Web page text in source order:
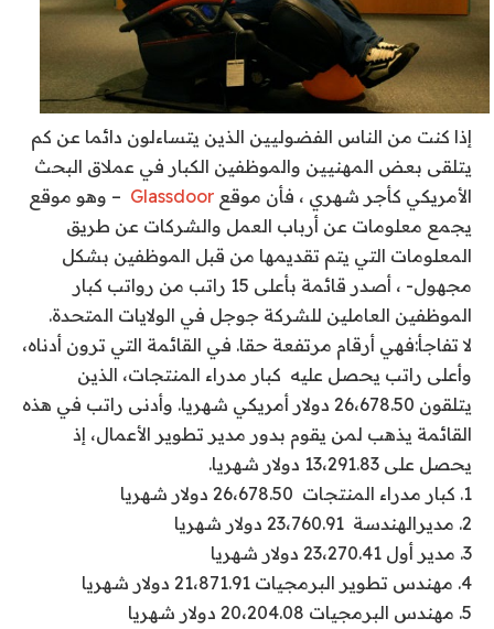
إذا كنت من الناس الفضوليين الذين يتساءلون دائما عن كم
يتلقى بعض المهنيين والموظفين الكبار في عملاق البحث
الأمريكي كأجر شهري ، فأن موقع Glassdoor – وهو موقع
يجمع معلومات عن أرباب العمل والشركات عن طريق
المعلومات التي يتم تقديمها من قبل الموظفين بشكل
مجهول- ، أصدر قائمة بأعلى 15 راتب من رواتب كبار
الموظفين العاملين للشركة جوجل في الولايات المتحدة.
لا تفاجأ:فهي أرقام مرتفعة حقا. في القائمة التي ترون أدناه،
وأعلى راتب يحصل عليه كبار مدراء المنتجات، الذين
يتلقون 26،678.50 دولار أمريكي شهريا. وأدنى راتب في هذه
القائمة يذهب لمن يقوم بدور مدير تطوير الأعمال، إذ
يحصل على 13،291.83 دولار شهريا.
1. كبار مدراء المنتجات 26،678.50 دولار شهريا
2. مديرالهندسة 23،760.91 دولار شهريا
3. مدير أول 23،270.41 دولار شهريا
4. مهندس تطوير البرمجيات 21،871.91 دولار شهريا
5. مهندس البرمجيات 20،204.08 دولار شهريا